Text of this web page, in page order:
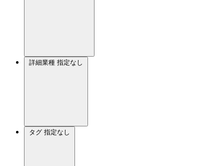
詳細業種 指定なし
タグ 指定なし